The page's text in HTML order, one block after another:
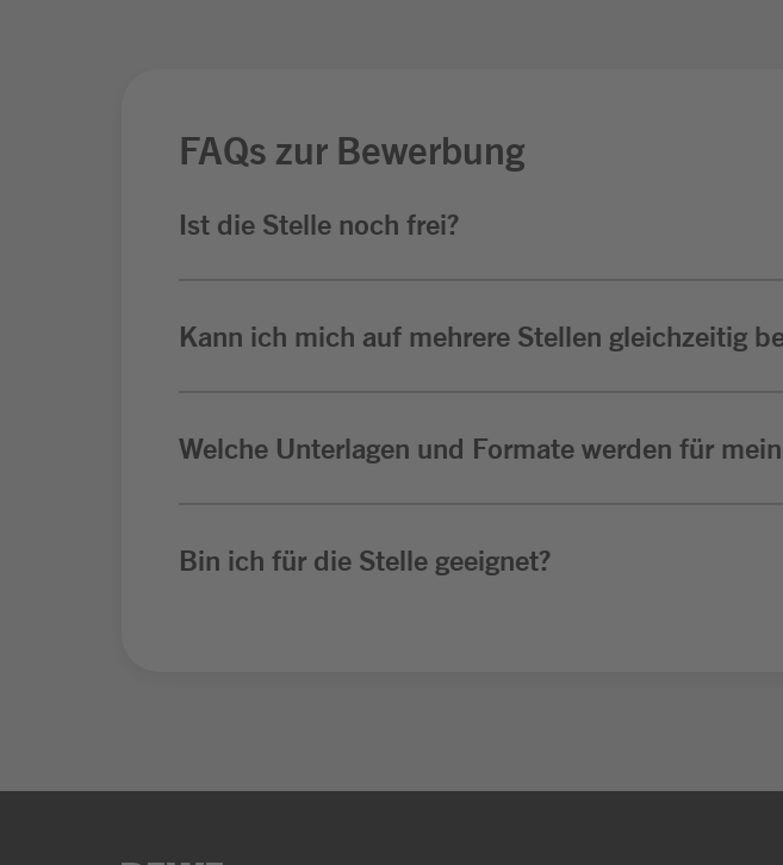
FAQs zur Bewerbung
Ist die Stelle noch frei?
Kann ich mich auf mehrere Stellen gleichzeitig
Welche Unterlagen und Formate werden für
Bin ich für die Stelle geeignet?